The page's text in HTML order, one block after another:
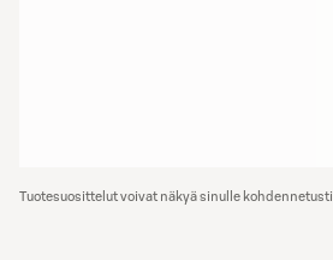
Tuotesuosittelut voivat näkyä sinulle kohdennetusti